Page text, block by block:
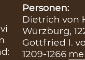
Personen:
Dietrich von
Würzburg,
Gottfried I.
1209-1266